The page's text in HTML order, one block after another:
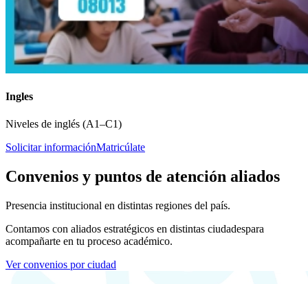
Ingles
Niveles de inglés (A1–C1)
Solicitar informaciónMatricúlate
Convenios y puntos de atención aliados
Presencia institucional en distintas regiones del país.
Contamos con aliados estratégicos en distintas ciudadespara
acompañarte en tu proceso académico.
Ver convenios por ciudad